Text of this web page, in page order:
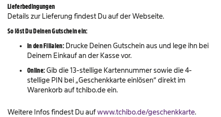
Lieferbedingungen
Details zur Lieferung findest Du auf der Webseite.
So löst Du Deinen Gutschein ein:
In den Filialen:Drucke Deinen Gutschein aus und lege ihn bei
Deinem Einkauf an der Kasse vor.
Online: Gib die 13-stellige Kartennummer sowie die 4-
stellige PIN bei „Geschenkkarte einlösen“ direkt im
Warenkorb auf tchibo.de ein.
Weitere Infos findest Du auf www.tchibo.de/geschenkkarte.